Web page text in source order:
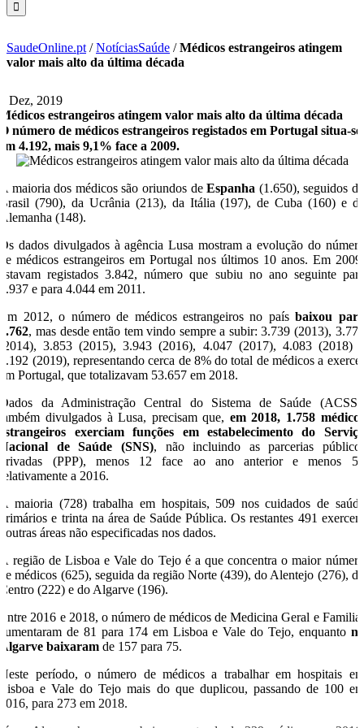
SaudeOnline.pt /NotíciasSaúde /Médicos estrangeiros atingem
valor mais alto da última década
9 Dez, 2019
Médicos estrangeiros atingem valor mais alto da última década
O número de médicos estrangeiros registados em Portugal situa-se
em 4.192, mais 9,1% face a 2009.
A maioria dos médicos são oriundos deEspanha (1.650), seguidos do
Brasil (790), da Ucrânia (213), da Itália (197), de Cuba (160) e da
Alemanha (148).
Os dados divulgados à agência Lusa mostram a evolução do número
de médicos estrangeiros em Portugal nos últimos 10 anos. Em 2009,
estavam registados 3.842, número que subiu no ano seguinte para
3.937 e para 4.044 em 2011.
Em 2012, o número de médicos estrangeiros no paísbaixou para
3.762, mas desde então tem vindo sempre a subir: 3.739 (2013), 3.779
(2014), 3.853 (2015), 3.943 (2016), 4.047 (2017), 4.083 (2018) e
4.192 (2019), representando cerca de 8% do total de médicos a exercer
em Portugal, que totalizavam 53.657 em 2018.
Dados da Administração Central do Sistema de Saúde (ACSS),
também divulgados à Lusa, precisam que, em 2018, 1.758 médicos
estrangeiros exerciam funções em estabelecimento do Serviço
Nacional de Saúde (SNS), não incluindo as parcerias público-
privadas (PPP), menos 12 face ao ano anterior e menos 50
relativamente a 2016.
A maioria (728) trabalha em hospitais, 509 nos cuidados de saúde
primários e trinta na área de Saúde Pública. Os restantes 491 exercem
noutras áreas não especificadas nos dados.
A região de Lisboa e Vale do Tejo é a que concentra o maior número
de médicos (625), seguida da região Norte (439), do Alentejo (276), do
Centro (222) e do Algarve (196).
Entre 2016 e 2018, o número de médicos de Medicina Geral e Familiar
aumentaram de 81 para 174 em Lisboa e Vale do Tejo, enquanto no
Algarve baixaram de 157 para 75.
Neste período, o número de médicos a trabalhar em hospitais em
Lisboa e Vale do Tejo mais do que duplicou, passando de 100 em
2016, para 273 em 2018.